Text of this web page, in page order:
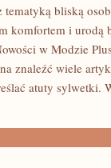
bliską
komfortem i urodą
w Modzie
znaleźć wiele
atuty sylwetki.